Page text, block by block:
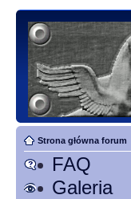
Strona główna forum
FAQ
Galeria